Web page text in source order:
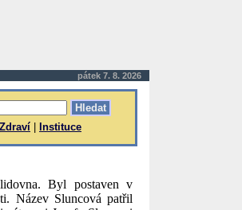
pátek 7. 8. 2026
Zdraví Instituce
Byl postaven v
Název Sluncová patřil